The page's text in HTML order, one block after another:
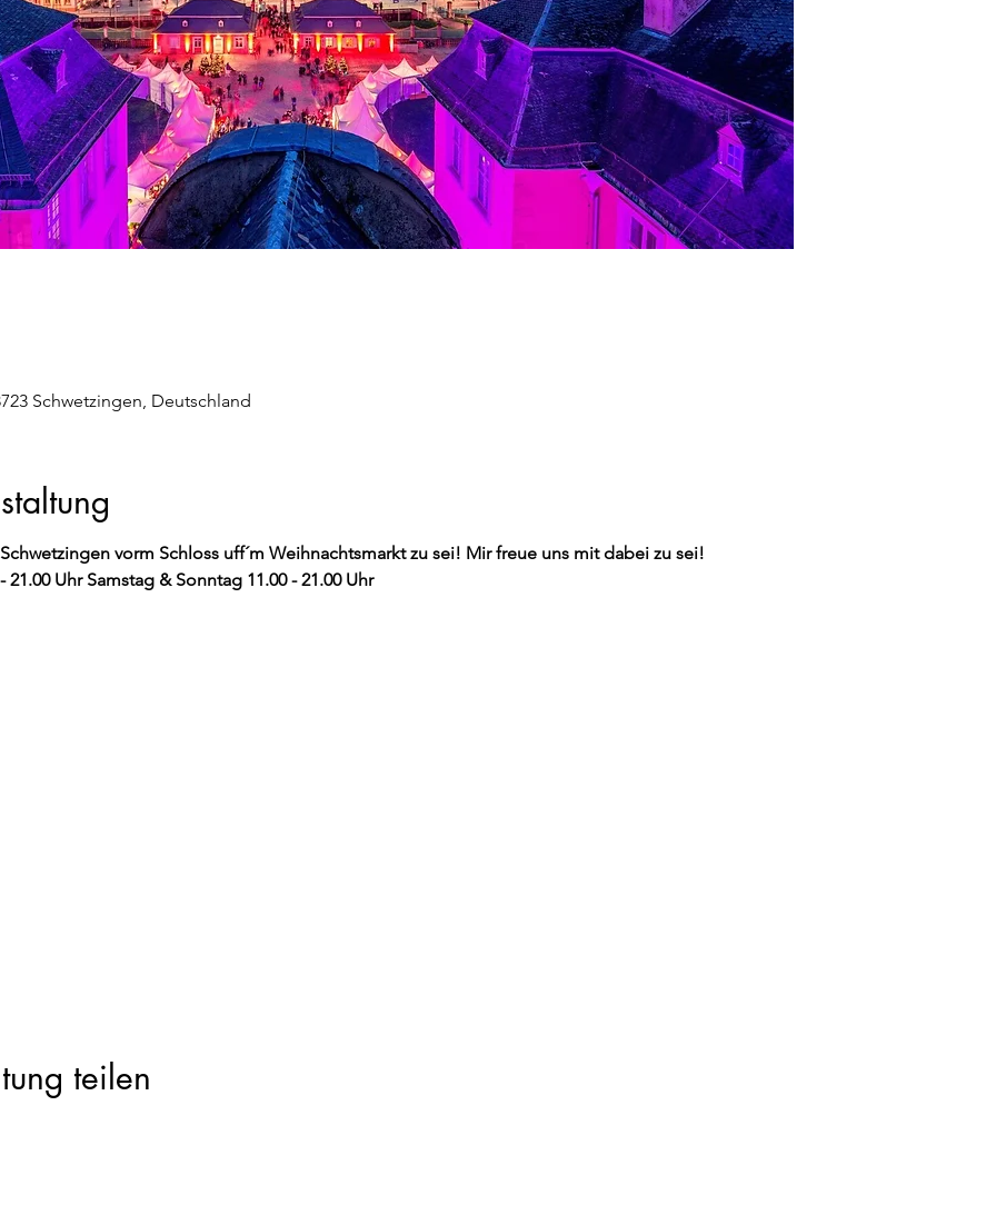
Schwetzingen, Deutschland
vorm Schloss uff´m Weihnachtsmarkt zu sei! Mir freue uns mit dabei zu sei!
Uhr Samstag & Sonntag 11.00 - 21.00 Uhr
teilen